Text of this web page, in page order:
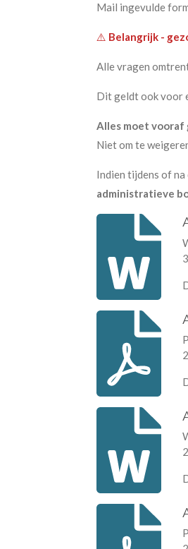
Mail ingevulde
⚠️ Belangrijk -
Alle vragen
Dit geldt ook voor
Alles moet vooraf
Niet om te
Indien tijdens of
administratieve